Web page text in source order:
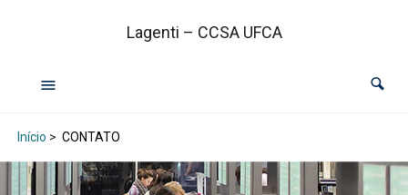
Lagenti – CCSA UFCA
Início > CONTATO